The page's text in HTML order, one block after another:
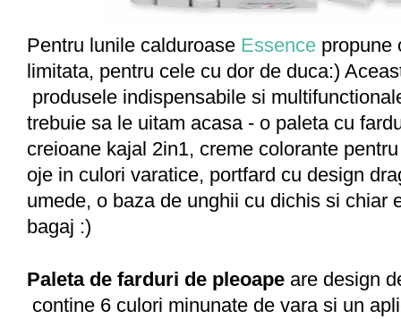
Pentru lunile calduroase Essence propune
limitata, pentru cele cu dor de duca:)
produsele indispensabile si
trebuie sa le uitam acasa - o paleta cu
creioane kajal 2in1, creme colorante
oje in culori varatice, portfard cu design
umede, o baza de unghii cu dichis si chiar
bagaj :)
Paleta de farduri de pleoape are design
contine 6 culori minunate de vara si un